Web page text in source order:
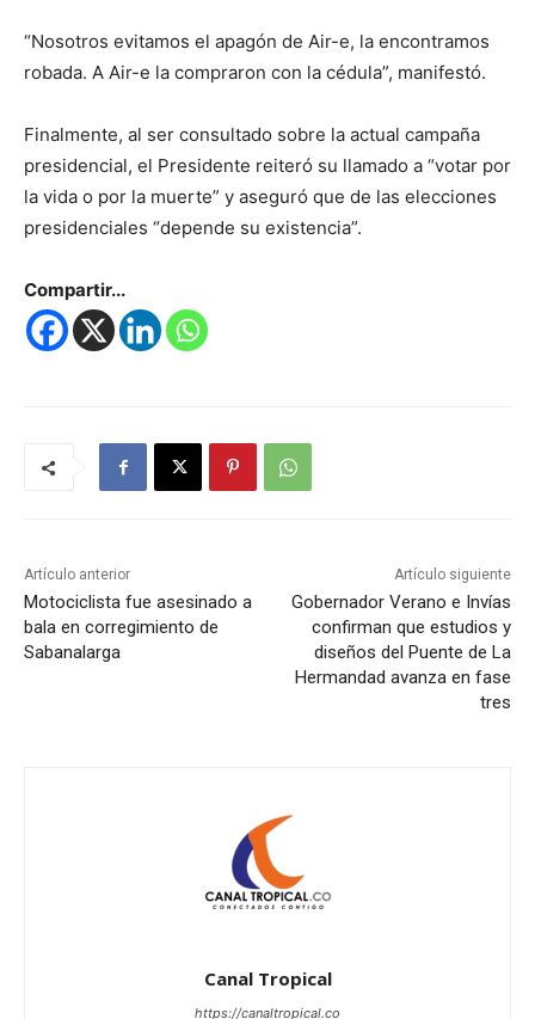
“Nosotros evitamos el apagón de Air-e, la encontramos
robada. A Air-e la compraron con la cédula”, manifestó.
Finalmente, al ser consultado sobre la actual campaña
presidencial, el Presidente reiteró su llamado a “votar por
la vida o por la muerte” y aseguró que de las elecciones
presidenciales “depende su existencia”.
Compartir...
Artículo anterior
Motociclista fue asesinado a
bala en corregimiento de
Sabanalarga
Artículo siguiente
Gobernador Verano e Invías
confirman que estudios y
diseños del Puente de La
Hermandad avanza en fase
tres
Canal Tropical
https://canaltropical.co